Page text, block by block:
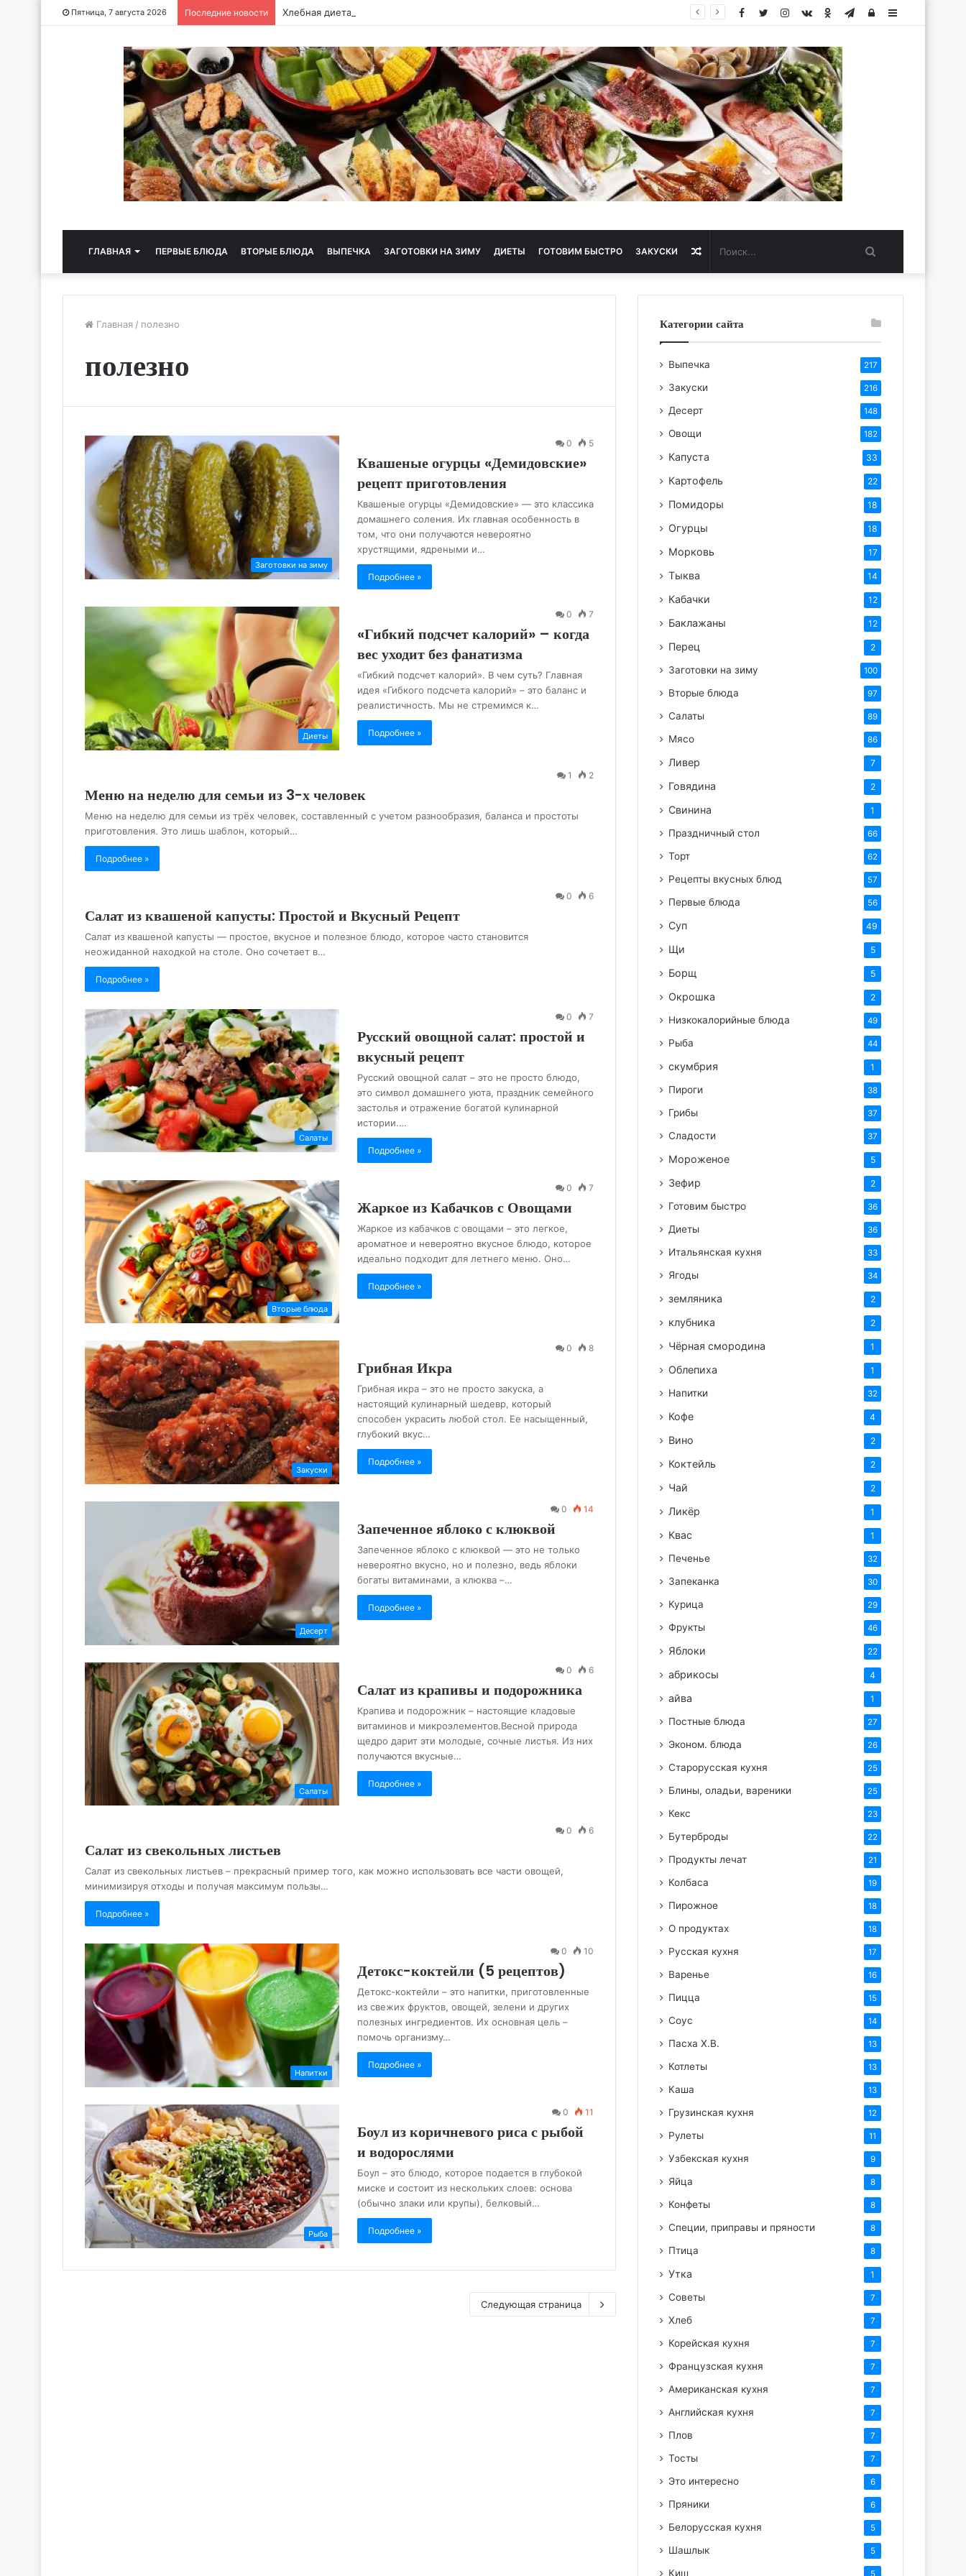
Пятница, 7 августа 2026 Последние новости Хлебная диета Sidebar
Авторизация
Telegram
Одноклассники
vk.com
Instagram
Twitter
Facebook
ГЛАВНАЯ ПЕРВЫЕ БЛЮДА ВТОРЫЕ БЛЮДА ВЫПЕЧКА ЗАГОТОВКИ НА ЗИМУ ДИЕТЫ ГОТОВИМ БЫСТРО ЗАКУСКИ Случайная
статья
Главная / полезно
полезно
Заготовки на зиму
0 5
Квашеные огурцы «Демидовские»
рецепт приготовления
Квашеные огурцы «Демидовские» — это классика
домашнего соления. Их главная особенность в
том, что они получаются невероятно
хрустящими, ядреными и…
Подробнее »
Диеты
0 7
«Гибкий подсчет калорий» – когда
вес уходит без фанатизма
«Гибкий подсчет калорий». В чем суть? Главная
идея «Гибкого подсчета калорий» – это баланс и
реалистичность. Мы не стремимся к…
Подробнее »
1 2
Меню на неделю для семьи из 3-х человек
Меню на неделю для семьи из трёх человек, составленный с учетом разнообразия, баланса и простоты
приготовления. Это лишь шаблон, который…
Подробнее »
0 6
Салат из квашеной капусты: Простой и Вкусный Рецепт
Салат из квашеной капусты — простое, вкусное и полезное блюдо, которое часто становится
неожиданной находкой на столе. Оно сочетает в…
Подробнее »
Салаты
0 7
Русский овощной салат: простой и
вкусный рецепт
Русский овощной салат – это не просто блюдо,
это символ домашнего уюта, праздник семейного
застолья и отражение богатой кулинарной
истории.…
Подробнее »
Вторые блюда
0 7
Жаркое из Кабачков с Овощами
Жаркое из кабачков с овощами – это легкое,
ароматное и невероятно вкусное блюдо, которое
идеально подходит для летнего меню. Оно…
Подробнее »
Закуски
0 8
Грибная Икра
Грибная икра – это не просто закуска, а
настоящий кулинарный шедевр, который
способен украсить любой стол. Ее насыщенный,
глубокий вкус…
Подробнее »
Десерт
0 14
Запеченное яблоко с клюквой
Запеченное яблоко с клюквой — это не только
невероятно вкусно, но и полезно, ведь яблоки
богаты витаминами, а клюква –…
Подробнее »
Салаты
0 6
Салат из крапивы и подорожника
Крапива и подорожник – настоящие кладовые
витаминов и микроэлементов.Весной природа
щедро дарит эти молодые, сочные листья. Из них
получаются вкусные…
Подробнее »
0 6
Салат из свекольных листьев
Салат из свекольных листьев – прекрасный пример того, как можно использовать все части овощей,
минимизируя отходы и получая максимум пользы…
Подробнее »
Напитки
0 10
Детокс-коктейли (5 рецептов)
Детокс-коктейли – это напитки, приготовленные
из свежих фруктов, овощей, зелени и других
полезных ингредиентов. Их основная цель –
помочь организму…
Подробнее »
Рыба
0 11
Боул из коричневого риса с рыбой
и водорослями
Боул – это блюдо, которое подается в глубокой
миске и состоит из нескольких слоев: основа
(обычно злаки или крупы), белковый…
Подробнее »
Следующая страница
Категории сайта
Выпечка 217
Закуски 216
Десерт 148
Овощи 182
Капуста 33
Картофель 22
Помидоры 18
Огурцы 18
Морковь 17
Тыква 14
Кабачки 12
Баклажаны 12
Перец 2
Заготовки на зиму 100
Вторые блюда 97
Салаты 89
Мясо 86
Ливер 7
Говядина 2
Свинина 1
Праздничный стол 66
Торт 62
Рецепты вкусных блюд 57
Первые блюда 56
Суп 49
Щи 5
Борщ 5
Окрошка 2
Низкокалорийные блюда 49
Рыба 44
скумбрия 1
Пироги 38
Грибы 37
Сладости 37
Мороженое 5
Зефир 2
Готовим быстро 36
Диеты 36
Итальянская кухня 33
Ягоды 34
земляника 2
клубника 2
Чёрная смородина 1
Облепиха 1
Напитки 32
Кофе 4
Вино 2
Коктейль 2
Чай 2
Ликёр 1
Квас 1
Печенье 32
Запеканка 30
Курица 29
Фрукты 46
Яблоки 22
абрикосы 4
айва 1
Постные блюда 27
Эконом. блюда 26
Старорусская кухня 25
Блины, оладьи, вареники 25
Кекс 23
Бутерброды 22
Продукты лечат 21
Колбаса 19
Пирожное 18
О продуктах 18
Русская кухня 17
Варенье 16
Пицца 15
Соус 14
Пасха Х.В. 13
Котлеты 13
Каша 13
Грузинская кухня 12
Рулеты 11
Узбекская кухня 9
Яйца 8
Конфеты 8
Специи, приправы и пряности 8
Птица 8
Утка 1
Советы 7
Хлеб 7
Корейская кухня 7
Французская кухня 7
Американская кухня 7
Английская кухня 7
Плов 7
Тосты 7
Это интересно 6
Пряники 6
Белорусская кухня 5
Шашлык 5
Киш 5